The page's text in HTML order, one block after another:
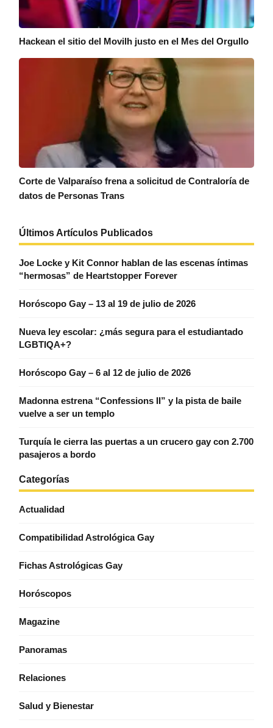
Hackean el sitio del Movilh justo en el Mes del Orgullo
Corte de Valparaíso frena a solicitud de Contraloría de
datos de Personas Trans
Últimos Artículos Publicados
Joe Locke y Kit Connor hablan de las escenas íntimas
“hermosas” de Heartstopper Forever
Horóscopo Gay – 13 al 19 de julio de 2026
Nueva ley escolar: ¿más segura para el estudiantado
LGBTIQA+?
Horóscopo Gay – 6 al 12 de julio de 2026
Madonna estrena “Confessions II” y la pista de baile
vuelve a ser un templo
Turquía le cierra las puertas a un crucero gay con 2.700
pasajeros a bordo
Categorías
Actualidad
Compatibilidad Astrológica Gay
Fichas Astrológicas Gay
Horóscopos
Magazine
Panoramas
Relaciones
Salud y Bienestar